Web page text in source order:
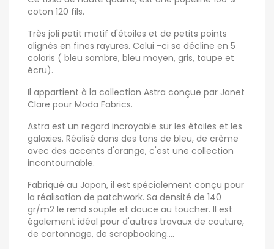
coton 120 fils.
Très joli petit motif d'étoiles et de petits points
alignés en fines rayures. Celui -ci se décline en 5
coloris ( bleu sombre, bleu moyen, gris, taupe et
écru).
Il appartient à la collection Astra conçue par Janet
Clare pour Moda Fabrics.
Astra est un regard incroyable sur les étoiles et les
galaxies. Réalisé dans des tons de bleu, de crème
avec des accents d'orange, c'est une collection
incontournable.
Fabriqué au Japon, il est spécialement conçu pour
la réalisation de patchwork. Sa densité de 140
gr/m2 le rend souple et douce au toucher. Il est
également idéal pour d'autres travaux de couture,
de cartonnage, de scrapbooking....